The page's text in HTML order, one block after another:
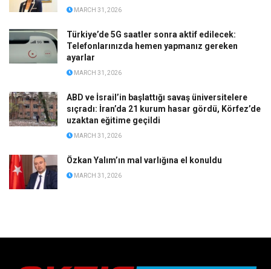
MARCH 31, 2026
Türkiye’de 5G saatler sonra aktif edilecek:
Telefonlarınızda hemen yapmanız gereken
ayarlar
MARCH 31, 2026
ABD ve İsrail’in başlattığı savaş üniversitelere
sıçradı: İran’da 21 kurum hasar gördü, Körfez’de
uzaktan eğitime geçildi
MARCH 31, 2026
Özkan Yalım’ın mal varlığına el konuldu
MARCH 31, 2026